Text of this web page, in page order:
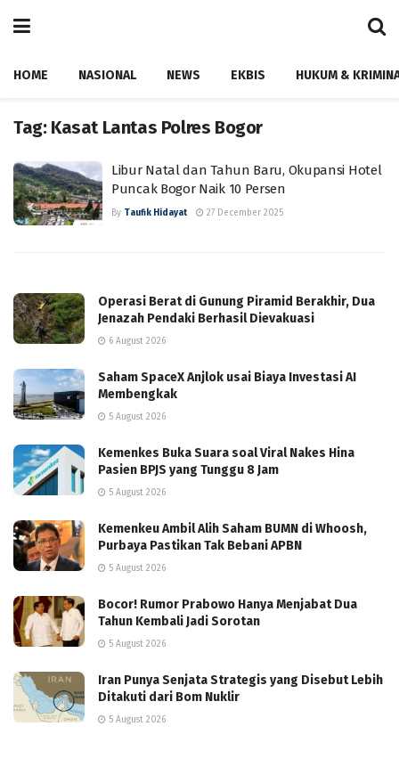
HOME NASIONAL NEWS EKBIS HUKUM &
Tag: Kasat Lantas Polres Bogor
Libur Natal dan Tahun Baru, Okupansi Hotel
Puncak Bogor Naik 10 Persen
By Taufik Hidayat 27 December 2025
Operasi Berat di Gunung Piramid Berakhir, Dua
Jenazah Pendaki Berhasil Dievakuasi
6 August 2026
Saham SpaceX Anjlok usai Biaya Investasi AI
Membengkak
5 August 2026
Kemenkes Buka Suara soal Viral Nakes Hina
Pasien BPJS yang Tunggu 8 Jam
5 August 2026
Kemenkeu Ambil Alih Saham BUMN di Whoosh,
Purbaya Pastikan Tak Bebani APBN
5 August 2026
Bocor! Rumor Prabowo Hanya Menjabat Dua
Tahun Kembali Jadi Sorotan
5 August 2026
Iran Punya Senjata Strategis yang Disebut Lebih
Ditakuti dari Bom Nuklir
5 August 2026